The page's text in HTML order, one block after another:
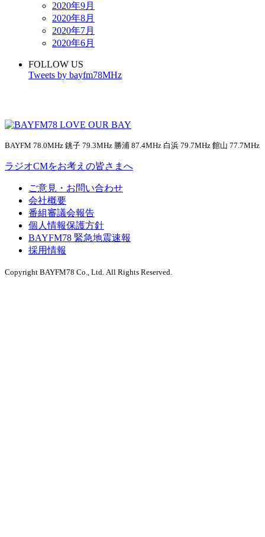
2020年9月
2020年8月
2020年7月
2020年6月
FOLLOW US
Tweets by bayfm78MHz
BAYFM 78.0MHz 銚子 79.3MHz 勝浦 87.4MHz 白浜 79.7MHz 館山 77.7MHz
ラジオCMをお考えの皆さまへ
ご意見・お問い合わせ
会社概要
番組審議会報告
個人情報保護方針
BAYFM78 緊急地震速報
採用情報
Copyright BAYFM78 Co., Ltd. All Rights Reserved.